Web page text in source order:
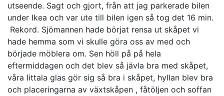
utseende. Sagt och gjort, från att jag parkerade bilen
under Ikea och var ute till bilen igen så tog det 16 min.
Rekord. Sjömannen hade börjat rensa ut skåpet vi
hade hemma som vi skulle göra oss av med och
började möblera om. Sen höll på på hela
eftermiddagen och det blev så jävla bra med skåpet,
våra Iittala glas gör sig så bra i skåpet, hyllan blev bra
och placeringarna av växtskåpen , fåtöljen och soffan